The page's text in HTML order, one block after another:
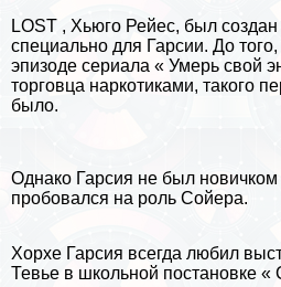
LOST , Хьюго Рейес, был
специально для Гарсии. До того,
эпизоде ​​сериала « Умерь свой
торговца наркотиками, такого
было.
Однако Гарсия не был
пробовался на роль Сойера.
Хорхе Гарсия всегда любил
Тевье в школьной постановке